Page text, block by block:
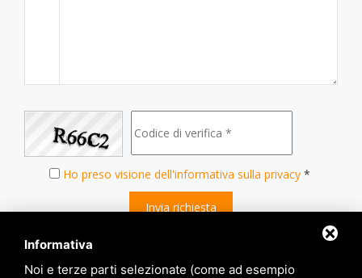
Ho preso visione dell'informativa sulla privacy*
Invia richiesta
Informativa
Noi e terze parti selezionate (come ad esempio